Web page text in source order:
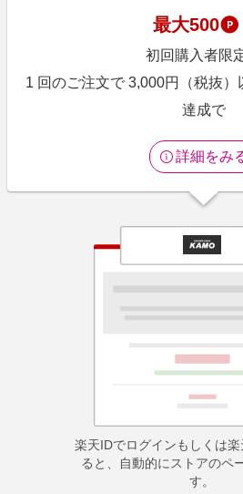
Apple公式サイト×楽天カード分割払い
Samsung ボーナスキャンペーン
最大500
初回購入者限
1 回のご注文で 3,000円（税抜
達成で
詳細をみ
楽天IDでログインもしくは
ると、自動的にストアのペ
す。